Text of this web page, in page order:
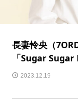
長妻怜央（
「Sugar
2023.12.19